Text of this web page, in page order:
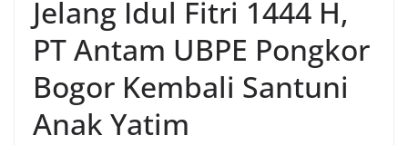
Jelang Idul Fitri 1444 H,
PT Antam UBPE Pongkor
Bogor Kembali Santuni
Anak Yatim